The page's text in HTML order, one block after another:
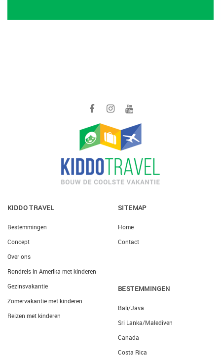
KIDDO TRAVEL
Bestemmingen
Concept
Over ons
Rondreis in Amerika met kinderen
Gezinsvakantie
Zomervakantie met kinderen
Reizen met kinderen
SITEMAP
Home
Contact
BESTEMMINGEN
Bali/Java
Sri Lanka/Malediven
Canada
Costa Rica